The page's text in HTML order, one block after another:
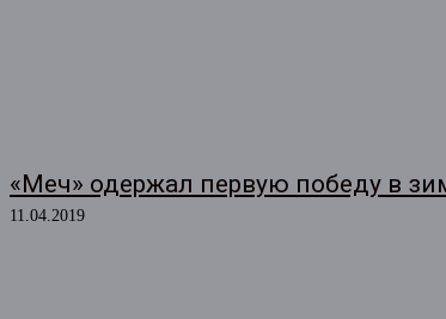
«Меч» одержал первую победу в
11.04.2019